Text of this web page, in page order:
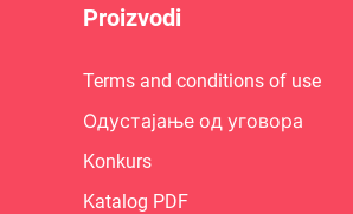
Proizvodi
Terms and conditions of use
Одустајање од уговора
Konkurs
Katalog PDF